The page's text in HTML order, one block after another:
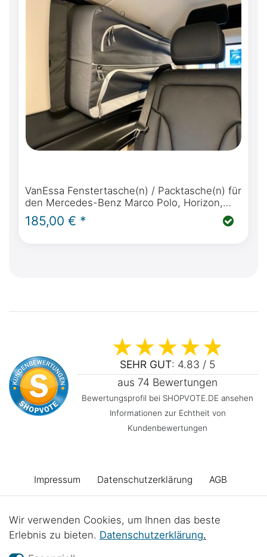
VanEssa Fenstertasche(n) / Packtasche(n) für
den Mercedes-Benz Marco Polo, Horizon,
Activity, V Klasse, Vito & Viano Marco Polo
185,00 € *
SEHR GUT: 4.83 / 5
aus 74 Bewertungen
Bewertungsprofil bei SHOPVOTE.DE ansehen
Informationen zur Echtheit von
Kundenbewertungen
Impressum Daten­schutz­erklärung AGB
Barrierefreiheitserklärung Widerrufs­recht
Wir verwenden Cookies, um Ihnen das beste
Erlebnis zu bieten. Daten­schutz­erklärung.